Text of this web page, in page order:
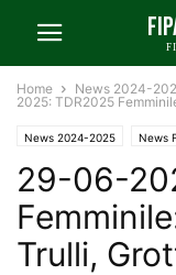
Home News 2024-
2025: TDR2025
News 2024-2025 News
29-06-
Trulli,